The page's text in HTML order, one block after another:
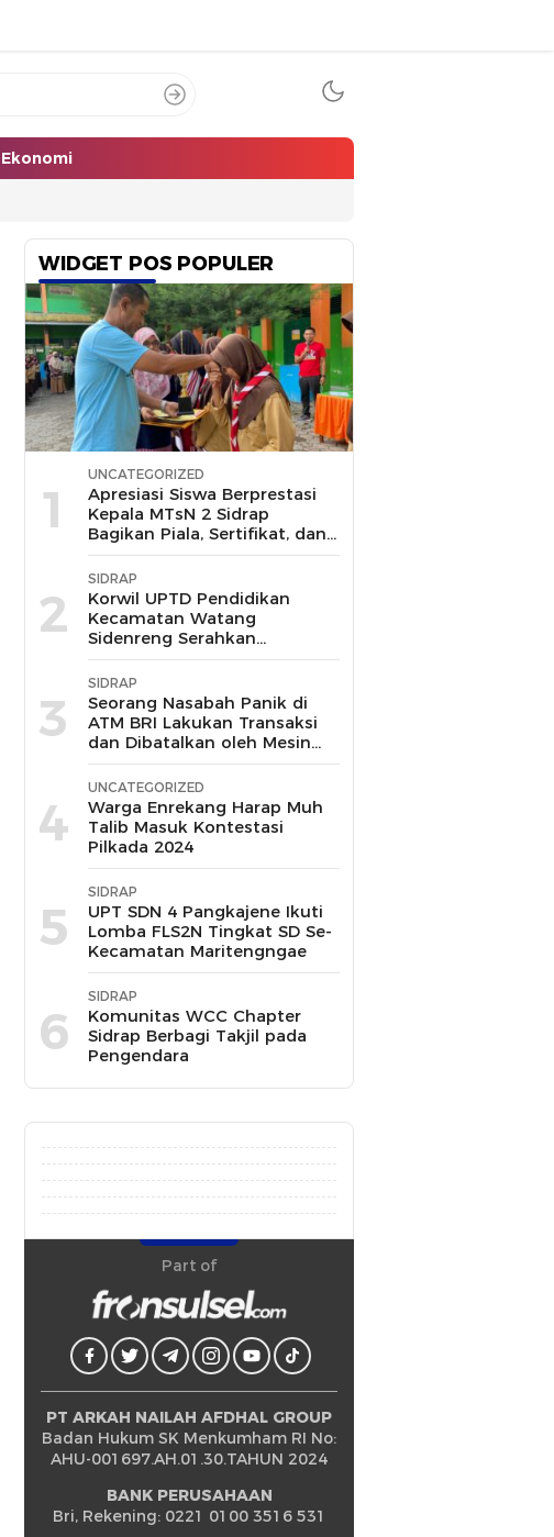
Ekonomi
WIDGET POS POPULER
1
UNCATEGORIZED
Apresiasi Siswa Berprestasi
Kepala MTsN 2 Sidrap
Bagikan Piala, Sertifikat, dan
Uang Pembinaan
2
SIDRAP
Korwil UPTD Pendidikan
Kecamatan Watang
Sidenreng Serahkan
Langsung Bantuan pada
Korban Kebakaran di Wala
Sidrap
3
SIDRAP
Seorang Nasabah Panik di
ATM BRI Lakukan Transaksi
dan Dibatalkan oleh Mesin
Tanpa Keluar Uang
4
UNCATEGORIZED
Warga Enrekang Harap Muh
Talib Masuk Kontestasi
Pilkada 2024
5
SIDRAP
UPT SDN 4 Pangkajene Ikuti
Lomba FLS2N Tingkat SD Se-
Kecamatan Maritengngae
6
SIDRAP
Komunitas WCC Chapter
Sidrap Berbagi Takjil pada
Pengendara
Part of
PT ARKAH NAILAH AFDHAL GROUP
Badan Hukum SK Menkumham RI No:
AHU-001697.AH.01.30.TAHUN 2024
BANK PERUSAHAAN
Bri, Rekening: 0221 0100 3516 531